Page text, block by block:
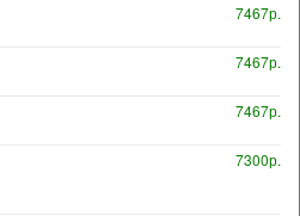
7467р.
7467р.
7467р.
7300р.